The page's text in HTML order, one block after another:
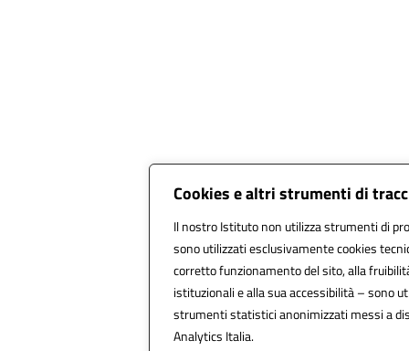
Cookies e altri strumenti di
Il nostro Istituto non utilizza strumenti di
sono utilizzati esclusivamente cookies
corretto funzionamento del sito, alla
istituzionali e alla sua accessibilità – sono
strumenti statistici anonimizzati messi a
Analytics Italia.